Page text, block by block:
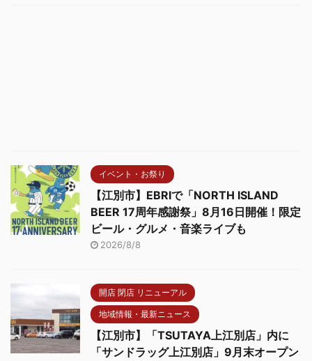
イベント・お祭り
【江別市】EBRIで「NORTH ISLAND
BEER 17周年感謝祭」8月16日開催！限定
ビール・グルメ・音楽ライブも
2026/8/8
開店 閉店 リニューアル
地域情報・最新ニュース
【江別市】「TSUTAYA上江別店」内に
「サンドラッグ上江別店」9月末オープン